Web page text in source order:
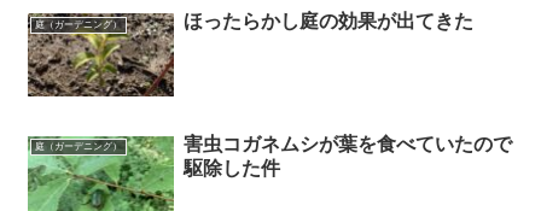
庭（ガーデニング） ほったらかし庭の効果が出てきた
庭（ガーデニング）
害虫コガネムシが葉を食べていたので
駆除した件